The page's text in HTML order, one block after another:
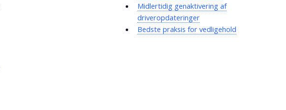
Midlertidig genaktivering af
driveropdateringer
Bedste praksis for vedligehold